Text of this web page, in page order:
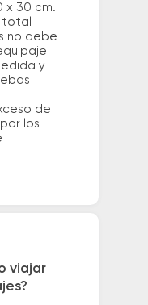
x 30 cm.
total
no debe
y
de
los
viajar